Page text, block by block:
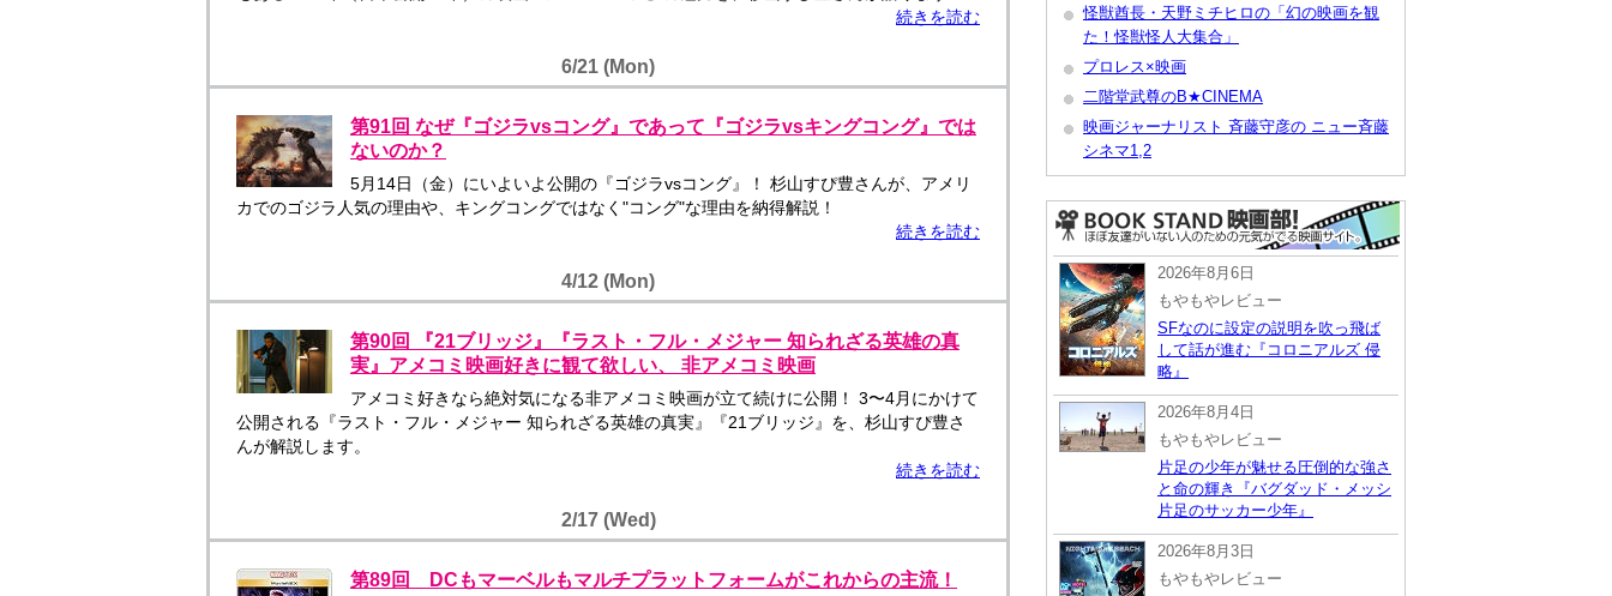
続きを読む
6/21 (Mon)
第91回 なぜ『ゴジラvsコング』であって『ゴジラvsキングコング』では
ないのか？
5月14日（金）にいよいよ公開の『ゴジラvsコング』！ 杉山すぴ豊さんが、アメリ
カでのゴジラ人気の理由や、キングコングではなく"コング"な理由を納得解説！
続きを読む
4/12 (Mon)
第90回 『21ブリッジ』『ラスト・フル・メジャー 知られざる英雄の真
実』アメコミ映画好きに観て欲しい、 非アメコミ映画
アメコミ好きなら絶対気になる非アメコミ映画が立て続けに公開！ 3〜4月にかけて
公開される『ラスト・フル・メジャー 知られざる英雄の真実』『21ブリッジ』を、杉山すぴ豊さ
んが解説します。
続きを読む
2/17 (Wed)
第89回 DCもマーベルもマルチプラットフォームがこれからの主流！
怪獣酋長・天野ミチヒロの「幻の映画を観
た！怪獣怪人大集合」
プロレス×映画
二階堂武尊のB★CINEMA
映画ジャーナリスト 斉藤守彦の ニュー斉藤
シネマ1,2
2026年8月6日
もやもやレビュー
SFなのに設定の説明を吹っ飛ば
して話が進む『コロニアルズ 侵
略』
2026年8月4日
もやもやレビュー
片足の少年が魅せる圧倒的な強さ
と命の輝き『バグダッド・メッシ
片足のサッカー少年』
2026年8月3日
もやもやレビュー